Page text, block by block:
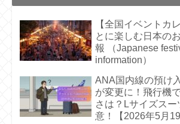
【全国イベントカ
とに楽しむ日本の
報 （Japanese
information）
ANA国内線の預け
が変更に！飛行機
さは？Lサイズス
意！【2026年5月